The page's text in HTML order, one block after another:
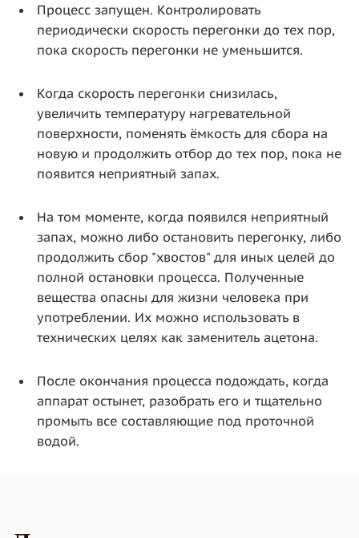
Процесс запущен. Контролировать
периодически скорость перегонки до тех пор,
пока скорость перегонки не уменьшится.
Когда скорость перегонки снизилась,
увеличить температуру нагревательной
поверхности, поменять ёмкость для сбора на
новую и продолжить отбор до тех пор, пока не
появится неприятный запах.
На том моменте, когда появился неприятный
запах, можно либо остановить перегонку, либо
продолжить сбор "хвостов" для иных целей до
полной остановки процесса. Полученные
вещества опасны для жизни человека при
употреблении. Их можно использовать в
технических целях как заменитель ацетона.
После окончания процесса подождать, когда
аппарат остынет, разобрать его и тщательно
промыть все составляющие под проточной
водой.